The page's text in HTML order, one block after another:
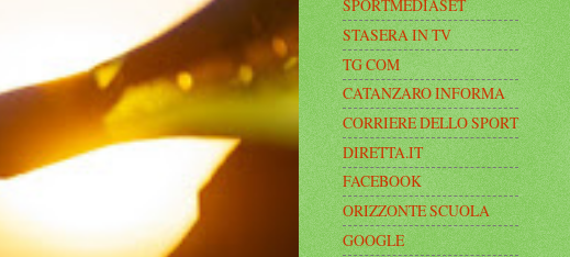
SPORTMEDIASET
STASERA IN TV
TG COM
CATANZARO INFORMA
CORRIERE DELLO SPORT
DIRETTA.IT
FACEBOOK
ORIZZONTE SCUOLA
GOOGLE